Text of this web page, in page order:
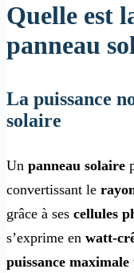
Quelle est
panneau
La puissance
solaire
Un panneau solaire
convertissant le
grâce à ses cellules
s’exprime en watt-
puissance